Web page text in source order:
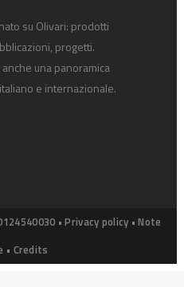
su Olivari: prodotti
progetti.
una panoramica
e internazionale.
•Privacy policy •Note
• Credits